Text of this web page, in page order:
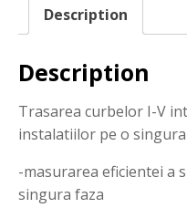
Description
Description
Trasarea curbelor I-V
instalatiilor pe o singura
-masurarea eficientei a
singura faza